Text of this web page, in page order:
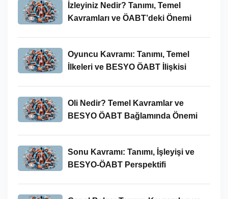
İzleyiniz Nedir? Tanımı, Temel
Kavramları ve ÖABT’deki Önemi
Oyuncu Kavramı: Tanımı, Temel
İlkeleri ve BESYO ÖABT İlişkisi
Oli Nedir? Temel Kavramlar ve
BESYO ÖABT Bağlamında Önemi
Sonu Kavramı: Tanımı, İşleyişi ve
BESYO-ÖABT Perspektifi